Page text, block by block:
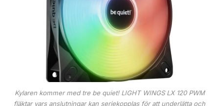
Kylaren kommer med tre be quiet! LIGHT WINGS LX 120 PWM
fläktar vars anslutningar kan seriekopplas för att underlätta och